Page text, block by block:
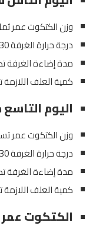
وزن الكتكوت عمر ثمانية
درجة حرارة الغرفة 30 درجة مئوية.
مدة إضاءة الغرفة تصل
كمية العلف اللازمة تصل
اليوم
وزن الكتكوت عمر تسعة
درجة حرارة الغرفة 30 درجة مئوية.
مدة إضاءة الغرفة تصل
كمية العلف اللازمة تصل
الكتكوت